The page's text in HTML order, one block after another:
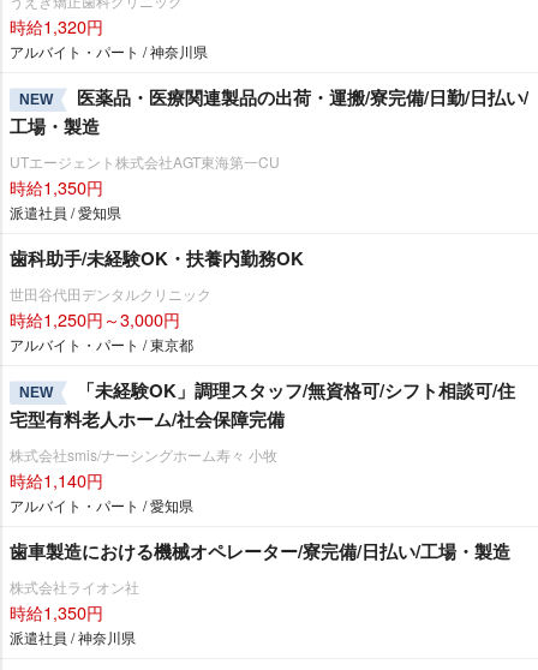
時給1,320円
アルバイト・パート / 神奈川県
NEW
医薬品・医療関連製品の出荷・運搬/寮完備/日勤/日払い/
工場・製造
UTエージェント株式会社AGT東海第一CU
時給1,350円
派遣社員 / 愛知県
歯科助手/未経験OK・扶養内勤務OK
世田谷代田デンタルクリニック
時給1,250円～3,000円
アルバイト・パート / 東京都
NEW
「未経験OK」調理スタッフ/無資格可/シフト相談可/住
宅型有料老人ホーム/社会保障完備
株式会社smis/ナーシングホーム寿々 小牧
時給1,140円
アルバイト・パート / 愛知県
歯車製造における機械オペレーター/寮完備/日払い/工場・製造
株式会社ライオン社
時給1,350円
派遣社員 / 神奈川県